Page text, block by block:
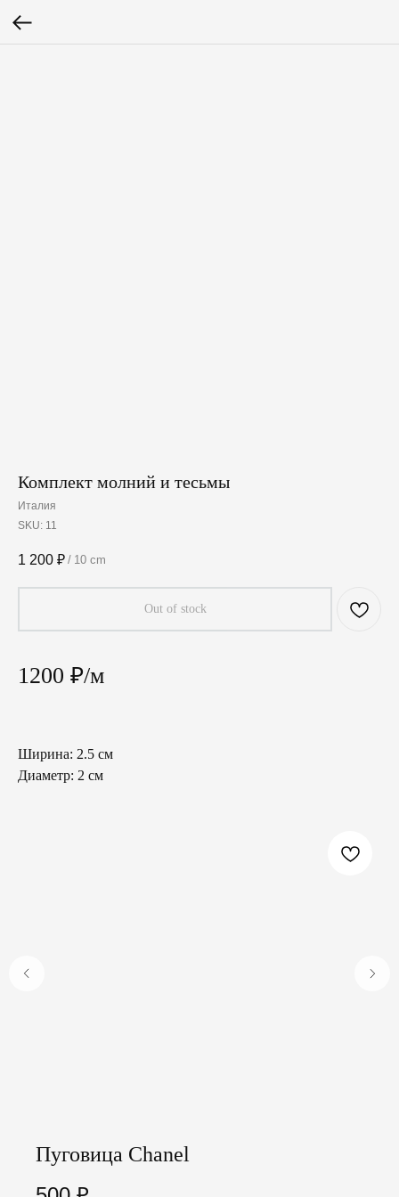
Комплект молний и тесьмы
Италия
SKU: 11
1 200 ₽ / 10 cm
Out of stock
1200 ₽/м
Ширина: 2.5 см
Диаметр: 2 см
Пуговица Chanel